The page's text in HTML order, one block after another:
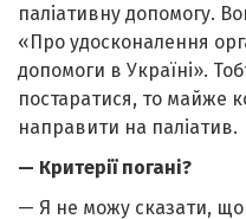
паліативну допомогу.
«Про удосконалення
допомоги в Україні».
постаратися, то майже
направити на паліатив.
— Критерії погані?
— Я не можу сказати, що